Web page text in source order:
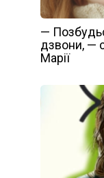
—
дзвони, —
Марії